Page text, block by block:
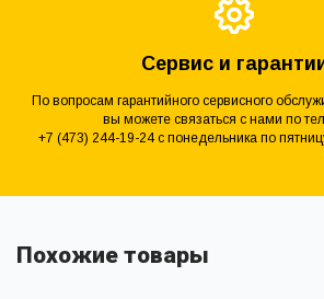
Сервис и
По вопросам гарантийного сервисного
вы можете связаться с нами по
+7 (473) 244-19-24 с понедельника по
Похожие товары